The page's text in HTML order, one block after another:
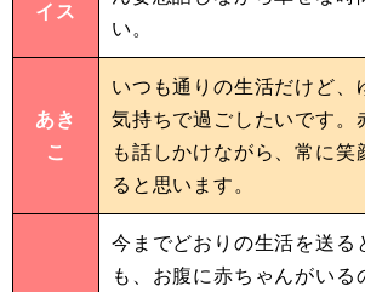
イス
い。
あき
こ
いつも通りの生活だけど、
気持ちで過ごしたいです。
も話しかけながら、常に笑
ると思います。
今までどおりの生活を送る
も、お腹に赤ちゃんがいる